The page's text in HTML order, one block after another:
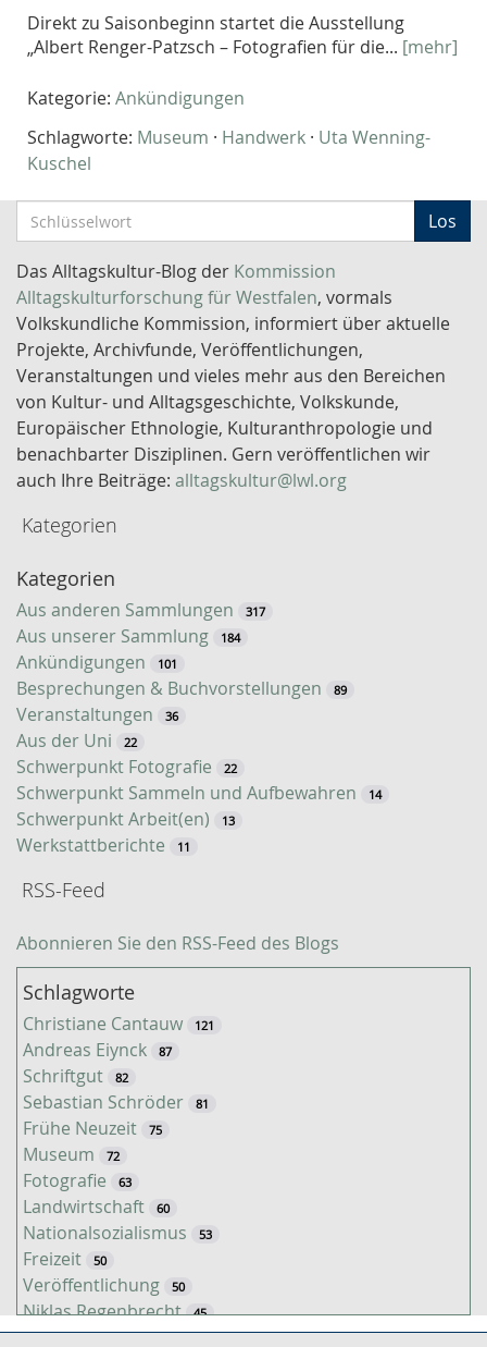
Direkt zu Saisonbeginn startet die Ausstellung
„Albert Renger-Patzsch – Fotografien für die... [mehr]
Kategorie: Ankündigungen
Schlagworte: Museum · Handwerk · Uta Wenning-
Kuschel
c
h
l
ü
s
s
e
l
w
o
S
u
c
h
e
Los
Das Alltagskultur-Blog der Kommission
Alltagskulturforschung für Westfalen, vormals
Volkskundliche Kommission, informiert über aktuelle
Projekte, Archivfunde, Veröffentlichungen,
Veranstaltungen und vieles mehr aus den Bereichen
von Kultur- und Alltagsgeschichte, Volkskunde,
Europäischer Ethnologie, Kulturanthropologie und
benachbarter Disziplinen. Gern veröffentlichen wir
auch Ihre Beiträge: alltagskultur@lwl.org
Kategorien
Kategorien
Aus anderen Sammlungen 317
Aus unserer Sammlung 184
Ankündigungen 101
Besprechungen & Buchvorstellungen 89
Veranstaltungen 36
Aus der Uni 22
Schwerpunkt Fotografie 22
Schwerpunkt Sammeln und Aufbewahren 14
Schwerpunkt Arbeit(en) 13
Werkstattberichte 11
RSS-Feed
Abonnieren Sie den RSS-Feed des Blogs
Schlagworte
Christiane Cantauw 121
Andreas Eiynck 87
Schriftgut 82
Sebastian Schröder 81
Frühe Neuzeit 75
Museum 72
Fotografie 63
Landwirtschaft 60
Nationalsozialismus 53
Freizeit 50
Veröffentlichung 50
Niklas Regenbrecht 45
Kaiserzeit